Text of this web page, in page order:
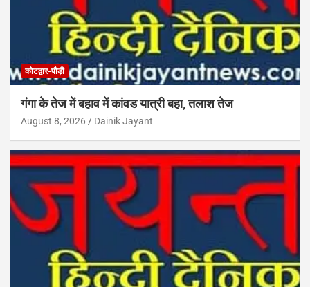
कोटद्वार-पौड़ी
गंगा के तेज में बहाव में कांवड यात्री बहा, तलाश तेज
August 8, 2026 Dainik Jayant